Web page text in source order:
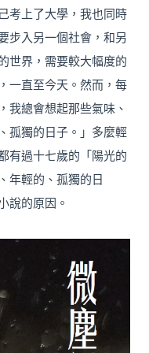
考上了大學，我也同時
步入另一個社會，和另
世界，需要較大幅度的
一直至今天。然而，每
我總會想起那些氣味、
孤獨的日子。」多麼輕
有過十七歲的「陽光的
年輕的、孤獨的日
說的原因。